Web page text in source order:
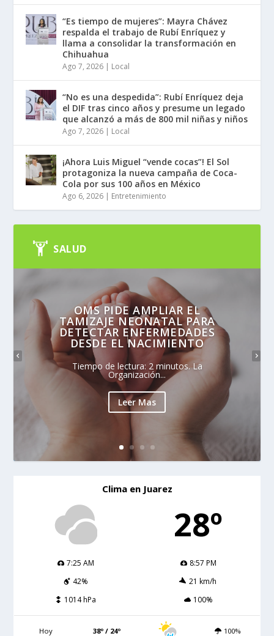
“Es tiempo de mujeres”: Mayra Chávez
respalda el trabajo de Rubí Enríquez y
llama a consolidar la transformación en
Chihuahua
Ago 7, 2026 | Local
“No es una despedida”: Rubí Enríquez deja
el DIF tras cinco años y presume un legado
que alcanzó a más de 800 mil niñas y niños
Ago 7, 2026 | Local
¡Ahora Luis Miguel “vende cocas”! El Sol
protagoniza la nueva campaña de Coca-
Cola por sus 100 años en México
Ago 6, 2026 | Entretenimiento
SALUD
OMS PIDE AMPLIAR EL
TAMIZAJE NEONATAL PARA
DETECTAR ENFERMEDADES
DESDE EL NACIMIENTO
Tiempo de lectura: 2 minutos. La
Organización...
Leer Mas
Clima en Juarez
28º
7:25 AM
8:57 PM
42%
21 km/h
1014 hPa
100%
Hoy 38º / 24º 100%